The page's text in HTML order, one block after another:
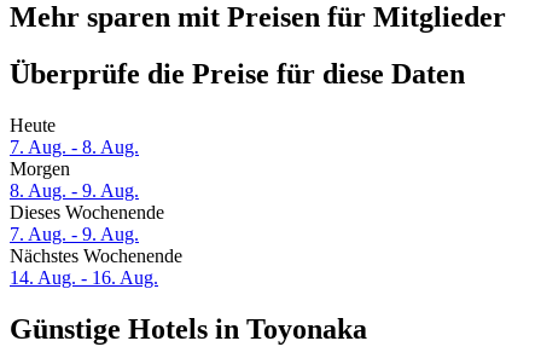
Mehr sparen mit Preisen für Mitglieder
Überprüfe die Preise für diese Daten
Heute
7. Aug. - 8. Aug.
Morgen
8. Aug. - 9. Aug.
Dieses Wochenende
7. Aug. - 9. Aug.
Nächstes Wochenende
14. Aug. - 16. Aug.
Günstige Hotels in Toyonaka